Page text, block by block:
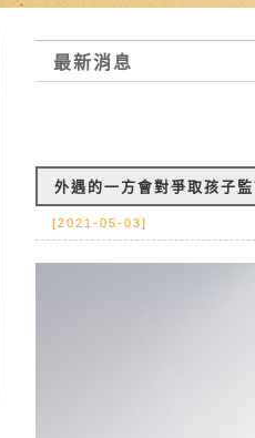
最新消息
外遇的一方會對爭取孩子
[2021-05-03]